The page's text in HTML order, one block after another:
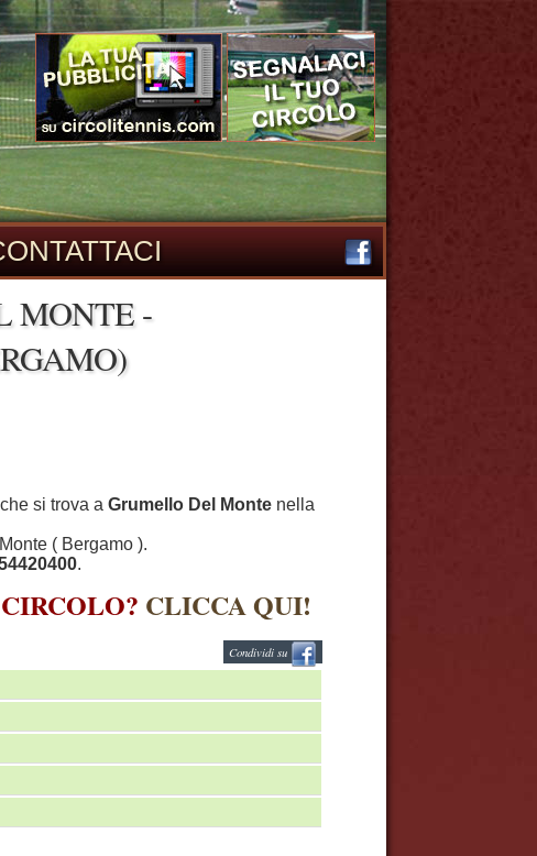
MONTE -
si trova a Grumello Del Monte nella
( Bergamo ).
.
CLICCA QUI!
Condividi su